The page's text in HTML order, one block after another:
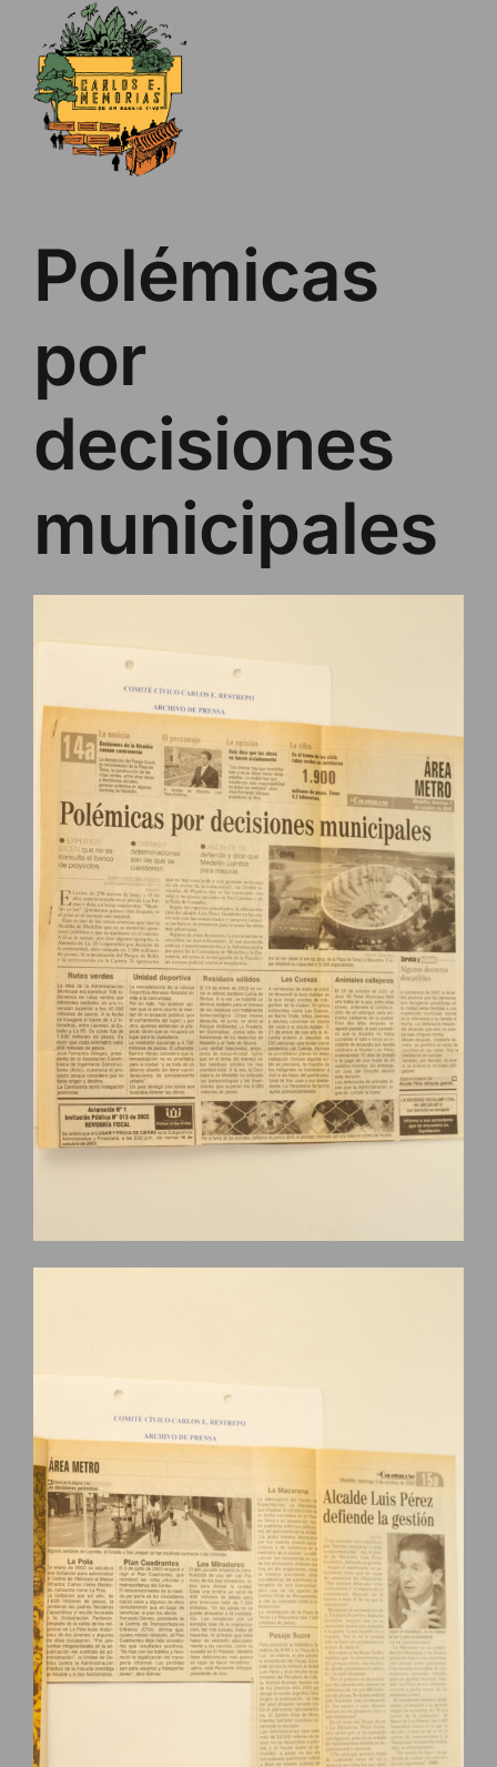
content
Polémicas
por
decisiones
municipales